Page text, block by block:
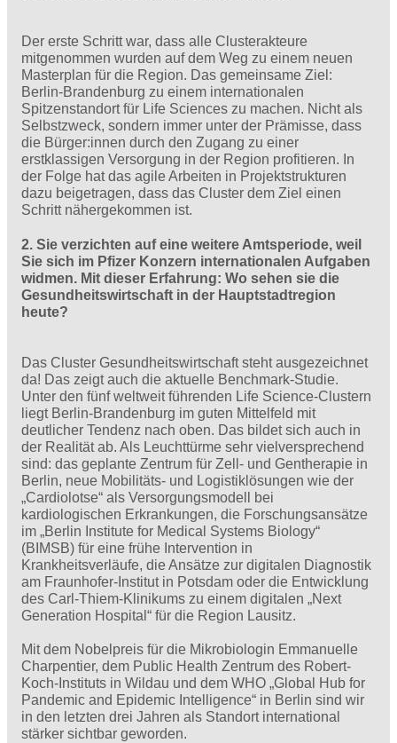
Der erste Schritt war, dass alle Clusterakteure
mitgenommen wurden auf dem Weg zu einem neuen
Masterplan für die Region. Das gemeinsame Ziel:
Berlin-Brandenburg zu einem internationalen
Spitzenstandort für Life Sciences zu machen. Nicht als
Selbstzweck, sondern immer unter der Prämisse, dass
die Bürger:innen durch den Zugang zu einer
erstklassigen Versorgung in der Region profitieren. In
der Folge hat das agile Arbeiten in Projektstrukturen
dazu beigetragen, dass das Cluster dem Ziel einen
Schritt nähergekommen ist.
2. Sie verzichten auf eine weitere Amtsperiode, weil
Sie sich im Pfizer Konzern internationalen Aufgaben
widmen. Mit dieser Erfahrung: Wo sehen sie die
Gesundheitswirtschaft in der Hauptstadtregion
heute?
Das Cluster Gesundheitswirtschaft steht ausgezeichnet
da! Das zeigt auch die aktuelle Benchmark-Studie.
Unter den fünf weltweit führenden Life Science-Clustern
liegt Berlin-Brandenburg im guten Mittelfeld mit
deutlicher Tendenz nach oben. Das bildet sich auch in
der Realität ab. Als Leuchttürme sehr vielversprechend
sind: das geplante Zentrum für Zell- und Gentherapie in
Berlin, neue Mobilitäts- und Logistiklösungen wie der
„Cardiolotse“ als Versorgungsmodell bei
kardiologischen Erkrankungen, die Forschungsansätze
im „Berlin Institute for Medical Systems Biology“
(BIMSB) für eine frühe Intervention in
Krankheitsverläufe, die Ansätze zur digitalen Diagnostik
am Fraunhofer-Institut in Potsdam oder die Entwicklung
des Carl-Thiem-Klinikums zu einem digitalen „Next
Generation Hospital“ für die Region Lausitz.
Mit dem Nobelpreis für die Mikrobiologin Emmanuelle
Charpentier, dem Public Health Zentrum des Robert-
Koch-Instituts in Wildau und dem WHO „Global Hub for
Pandemic and Epidemic Intelligence“ in Berlin sind wir
in den letzten drei Jahren als Standort international
stärker sichtbar geworden.